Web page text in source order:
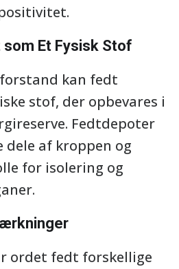
som Et Fysisk Stof
kan fedt
stof, der opbevares i
Fedtdepoter
af kroppen og
for isolering og
ordet fedt forskellige